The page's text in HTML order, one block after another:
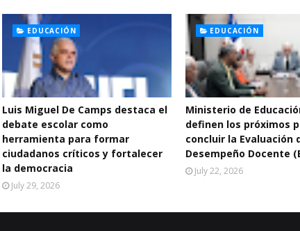
EDUCACIÓN
Luis Miguel De Camps destaca el
debate escolar como
herramienta para formar
ciudadanos críticos y fortalecer
la democracia
July 29, 2026
EDUCACIÓN
Ministerio de
definen los próximos
concluir la Evaluación
Desempeño Docente
July 22, 2026